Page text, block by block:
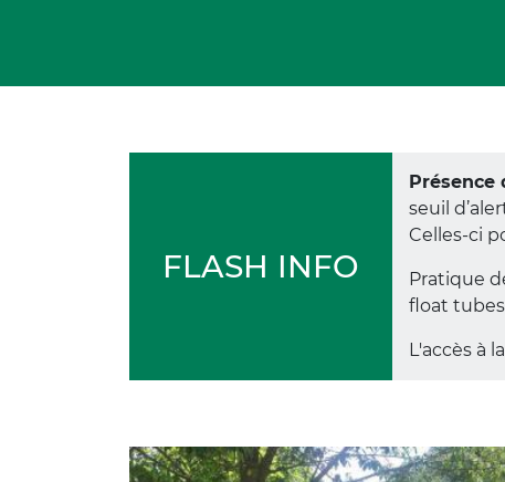
FLASH INFO
Présence
seuil
Celles-ci
Pratique
float
L'accès à